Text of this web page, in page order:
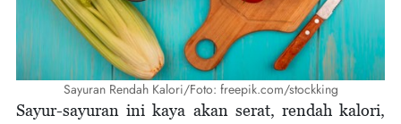
Sayuran Rendah Kalori/Foto: freepik.com/stockking
Sayur-sayuran ini kaya akan serat, rendah kalori,